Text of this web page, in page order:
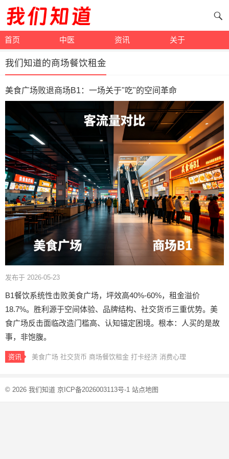
首页 中医 资讯 关于
我们知道的商场餐饮租金
美食广场败退商场B1：一场关于"吃"的空间革命
发布于 2026-05-23
B1餐饮系统性击败美食广场，坪效高40%-60%，租金溢价
18.7%。胜利源于空间体验、品牌结构、社交货币三重优势。美
食广场反击面临改造门槛高、认知锚定困境。根本：人买的是故
事，非饱腹。
资讯 美食广场 社交货币 商场餐饮租金 打卡经济 消费心理
© 2026 我们知道 京ICP备2026003113号-1 站点地图